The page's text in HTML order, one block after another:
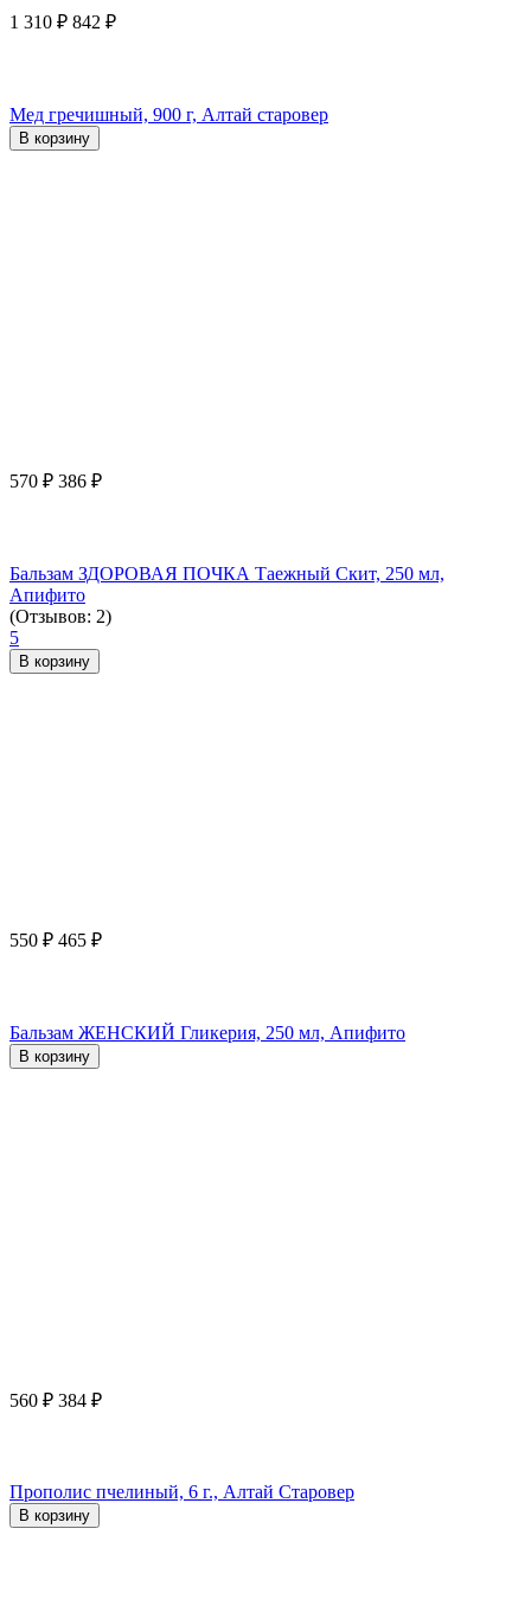
1 310 ₽ 842 ₽
Мед гречишный, 900 г, Алтай старовер
В корзину
570 ₽ 386 ₽
Бальзам ЗДОРОВАЯ ПОЧКА Таежный Скит, 250 мл,
Апифито
(Отзывов: 2)
5
В корзину
550 ₽ 465 ₽
Бальзам ЖЕНСКИЙ Гликерия, 250 мл, Апифито
В корзину
560 ₽ 384 ₽
Прополис пчелиный, 6 г., Алтай Старовер
В корзину